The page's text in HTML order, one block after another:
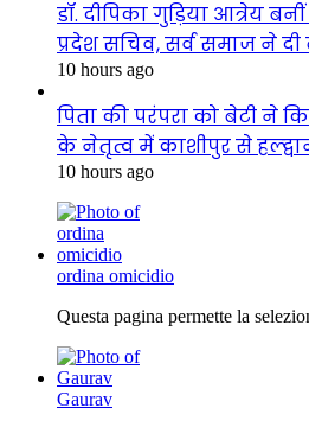
डॉ. दीपिका गुड़िया आत्रेय
प्रदेश सचिव, सर्व समाज ने दी
10 hours ago
पिता की परंपरा को बेटी ने
के नेतृत्व में काशीपुर से
10 hours ago
ordina omicidio
Questa pagina permette la
Gaurav